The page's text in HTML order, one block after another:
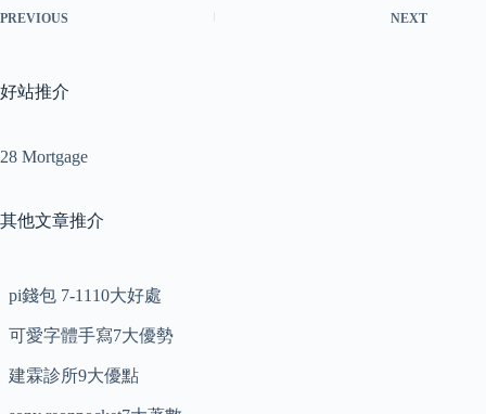
PREVIOUS NEXT
好站推介
28 Mortgage
其他文章推介
pi錢包 7-1110大好處
可愛字體手寫7大優勢
建霖診所9大優點